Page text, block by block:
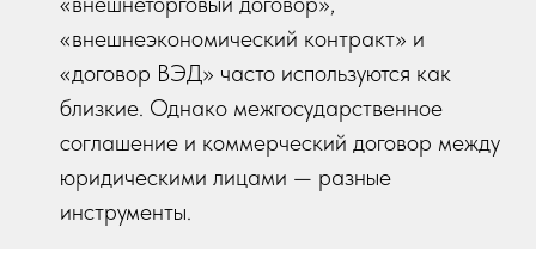
«внешнеэкономический контракт» и
«договор ВЭД» часто используются как
близкие. Однако межгосударственное
соглашение и коммерческий договор между
юридическими лицами — разные
инструменты.